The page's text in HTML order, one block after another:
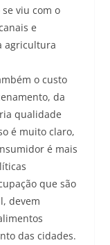
viu com o
e
agricultura
o custo
da
qualidade
é muito claro,
é mais
que são
devem
das cidades.